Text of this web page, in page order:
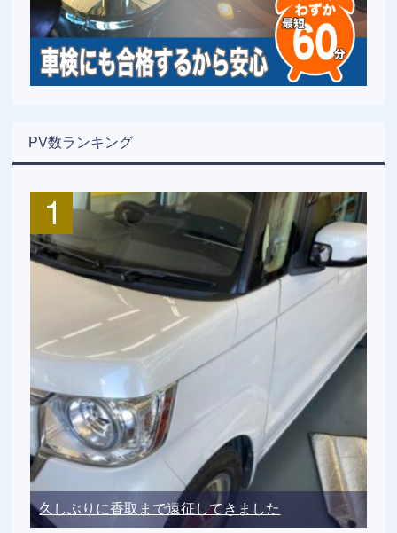
PV数ランキング
久しぶりに香取まで遠征してきました